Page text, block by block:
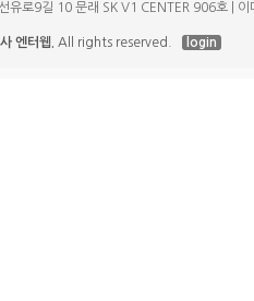
유로9길 10 문래 SK V1 CENTER 906호 |
엔터웹. All rights reserved. login